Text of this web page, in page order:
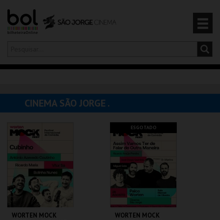
Olá,iniciar sessão
CARRINHO
EVENTOS
CARTÕES
PRODUTOS
CINEMA SÃO JORGE .
WORTEN MOCK
ESGOTADO
WORTEN MOCK